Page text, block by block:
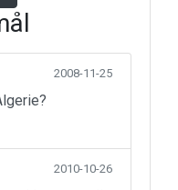
2008-11-25
2010-10-26